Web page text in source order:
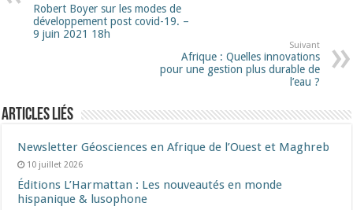
Robert Boyer sur les modes de
développement post covid-19. –
9 juin 2021 18h
Suivant
Afrique : Quelles innovations
pour une gestion plus durable de
l’eau ?
Articles liés
Newsletter Géosciences en Afrique de l’Ouest et Maghreb
10 juillet 2026
Éditions L’Harmattan : Les nouveautés en monde
hispanique & lusophone